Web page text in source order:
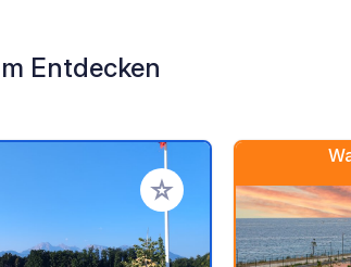
Entdecken
Zu Ihren Favoriten